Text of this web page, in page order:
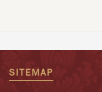
SITEMAP